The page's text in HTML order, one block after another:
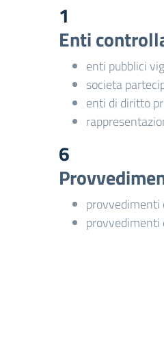
1
Enti
enti pubblici
societa
enti di diritto
6